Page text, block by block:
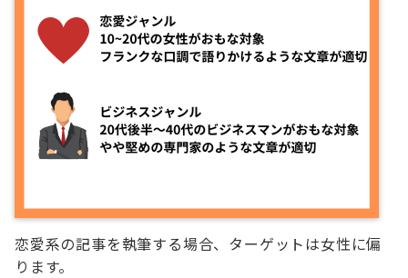
恋愛系の記事を執筆する場合、ターゲットは女性に偏
ります。